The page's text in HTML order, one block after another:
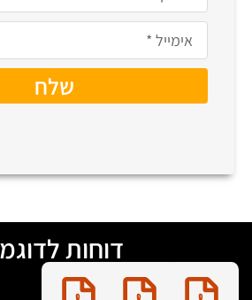
שלח
דוחות לדוגמה